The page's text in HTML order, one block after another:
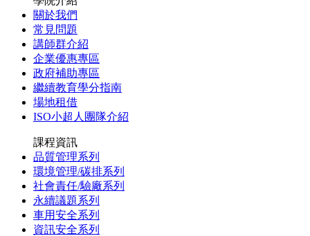
關於我們
常見問題
講師群介紹
企業優惠專區
政府補助專區
繼續教育學分指南
場地租借
ISO小超人團隊介紹
課程資訊
品質管理系列
環境管理/碳排系列
社會責任/驗廠系列
永續議題系列
車用安全系列
資訊安全系列